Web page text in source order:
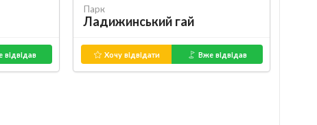
відвідав
Парк
Ладижинський гай
Хочу відвідати Вже відвідав